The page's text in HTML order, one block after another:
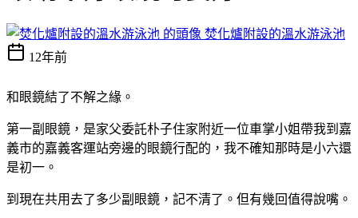
焚化爐附設的溫水游泳池
12年前
和眼鏡結了不解之緣。
第一副眼鏡，是家父委託朴子住家附近一位車掌小姐帶我到嘉
義市的嘉義客運站旁邊的眼鏡行配的，我不確知那時是小六還
是初一。
到現在共用去了多少副眼鏡，記不清了。但有幾回值得說嘴。